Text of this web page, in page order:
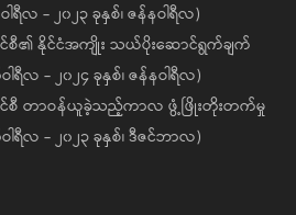
ရီလ - ၂၀၂၃ ခုနှစ်၊ ဇန်နဝါရီလ)
စီ၏ နိုင်ငံအကျိုး သယ်ပိုးဆောင်ရွက်ချက်
ရီလ - ၂၀၂၄ ခုနှစ်၊ ဇန်နဝါရီလ)
ာင်စီ တာဝန်ယူခဲ့သည့်ကာလ ဖွံ့ဖြိုးတိုးတက်မှု
ါရီလ - ၂၀၂၃ ခုနှစ်၊ ဒီဇင်ဘာလ)